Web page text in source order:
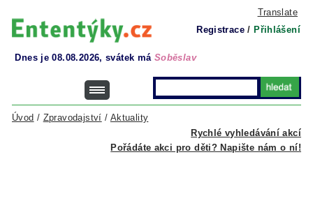
Translate
Registrace / Přihlášení
Dnes je 08.08.2026, svátek má Soběslav
Rychlé vyhledávání akcí
Úvod / Zpravodajství / Aktuality
Pořádáte akci pro děti? Napište nám o ní!